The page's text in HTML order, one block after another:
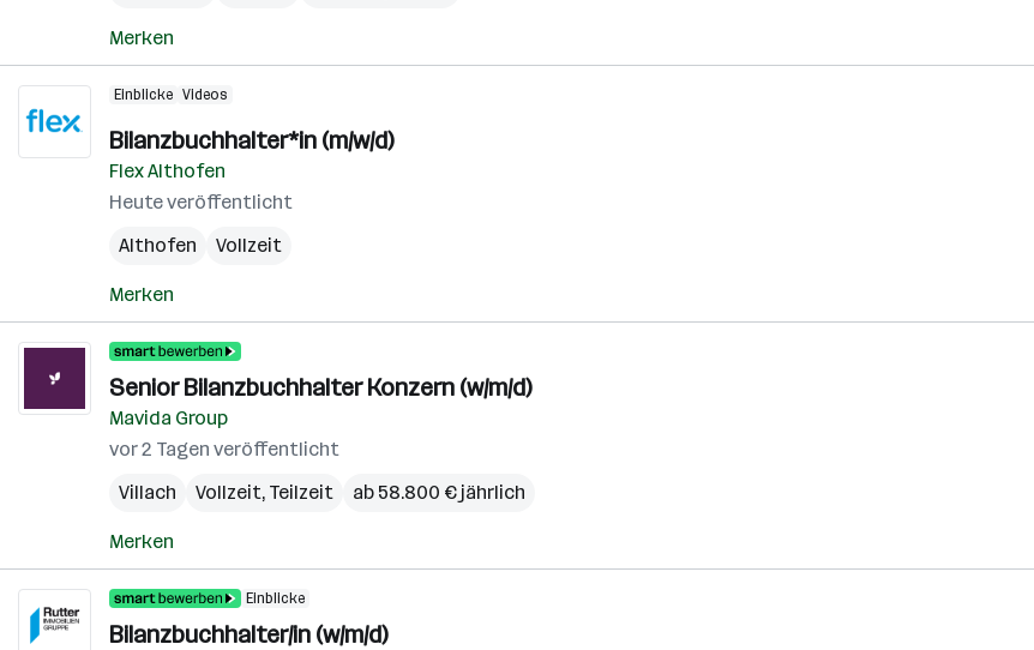
Merken
Einblicke Videos
Bilanzbuchhalter*in (m/w/d)
Flex Althofen
Heute veröffentlicht
Althofen
Vollzeit
Merken
Senior Bilanzbuchhalter Konzern (w/m/d)
Mavida Group
vor 2 Tagen veröffentlicht
Villach
Vollzeit, Teilzeit ab 58.800 € jährlich
Merken
Einblicke
Bilanzbuchhalter/in (w/m/d)